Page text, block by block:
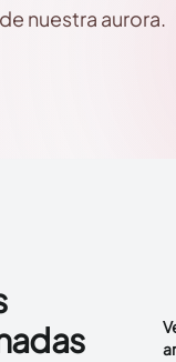
nuestra aurora.